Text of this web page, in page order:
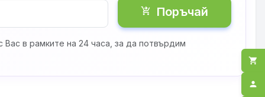
shopping_cart_checkout Поръчай
в рамките на 24 часа, за да потвърдим
shopping_cart
person